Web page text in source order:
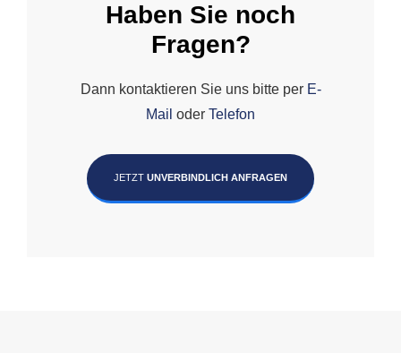
Haben Sie noch
Fragen?
Dann kontaktieren Sie uns bitte per E-
Mail oder Telefon
JETZT UNVERBINDLICH ANFRAGEN